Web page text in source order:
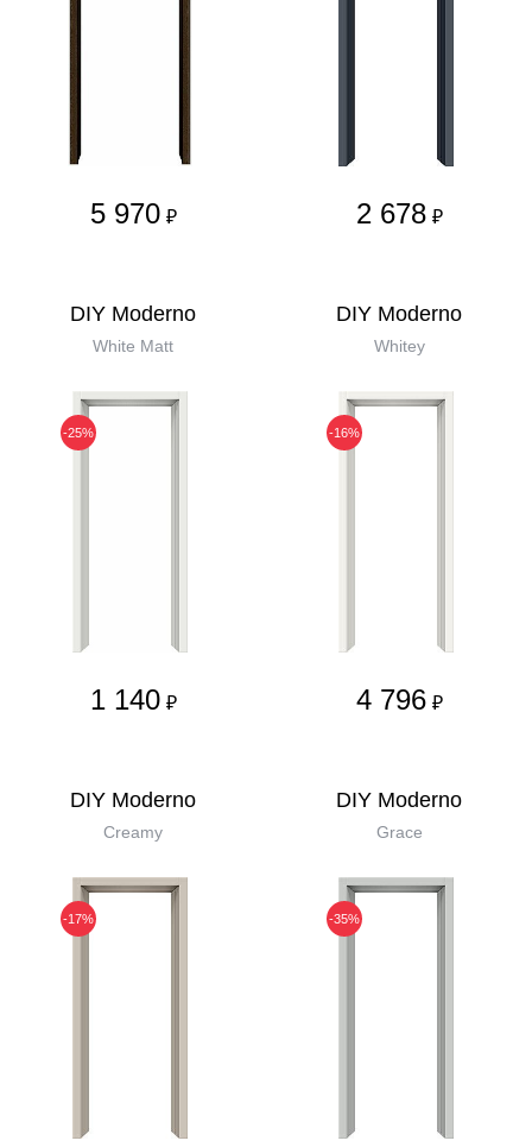
5 970 ₽ 2 678 ₽
DIY Moderno
White Matt
-25%
1 140 ₽
DIY Moderno
Whitey
-16%
4 796 ₽
DIY Moderno
Creamy
-17%
DIY Moderno
Grace
-35%